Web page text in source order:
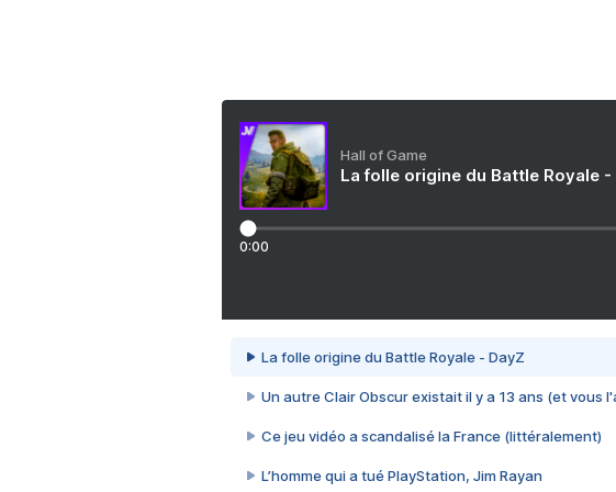
Hall of Game
La folle origine du Battle Royale -
0:00
La folle origine du Battle Royale - DayZ
Un autre Clair Obscur existait il y a 13 ans (et vous
Ce jeu vidéo a scandalisé la France (littéralement)
L’homme qui a tué PlayStation, Jim Rayan